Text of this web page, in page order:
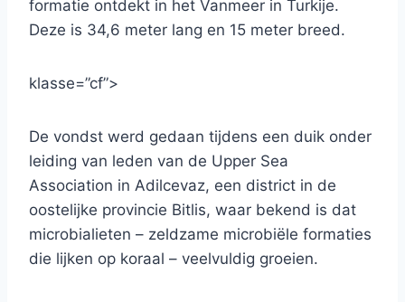
formatie ontdekt in het Vanmeer in Turkije.
Deze is 34,6 meter lang en 15 meter breed.
klasse=”cf”>
De vondst werd gedaan tijdens een duik onder
leiding van leden van de Upper Sea
Association in Adilcevaz, een district in de
oostelijke provincie Bitlis, waar bekend is dat
microbialieten – zeldzame microbiële formaties
die lijken op koraal – veelvuldig groeien.